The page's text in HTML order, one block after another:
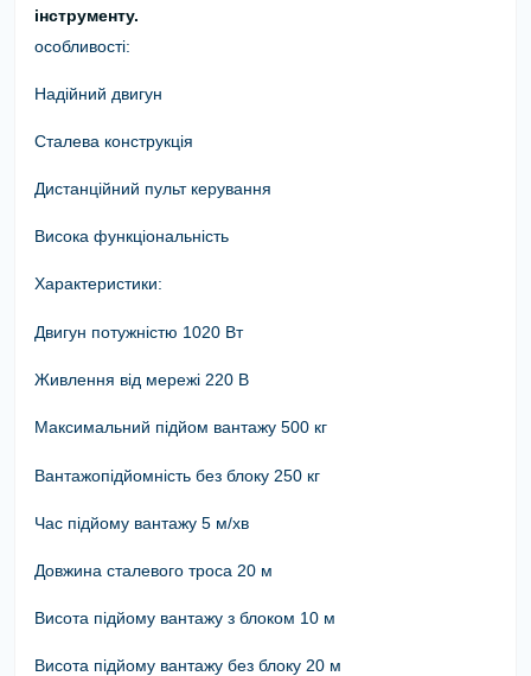
інструменту.
особливості:
Надійний двигун
Сталева конструкція
Дистанційний пульт керування
Висока функціональність
Характеристики:
Двигун потужністю 1020 Вт
Живлення від мережі 220 В
Максимальний підйом вантажу 500 кг
Вантажопідйомність без блоку 250 кг
Час підйому вантажу 5 м/хв
Довжина сталевого троса 20 м
Висота підйому вантажу з блоком 10 м
Висота підйому вантажу без блоку 20 м